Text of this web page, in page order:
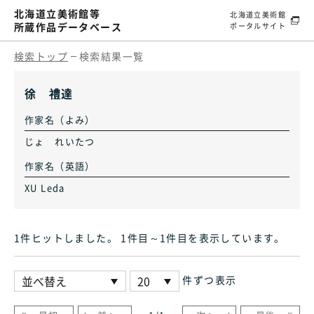
北海道立美術館等
所蔵作品データベース
北海道立美術館
ポータルサイト
検索トップ 検索結果一覧
徐 禮達
作家名（よみ）
じょ れいたつ
作家名（英語）
XU Leda
1件ヒット しました。 1件目～1件目 を表示しています。
件ずつ表示